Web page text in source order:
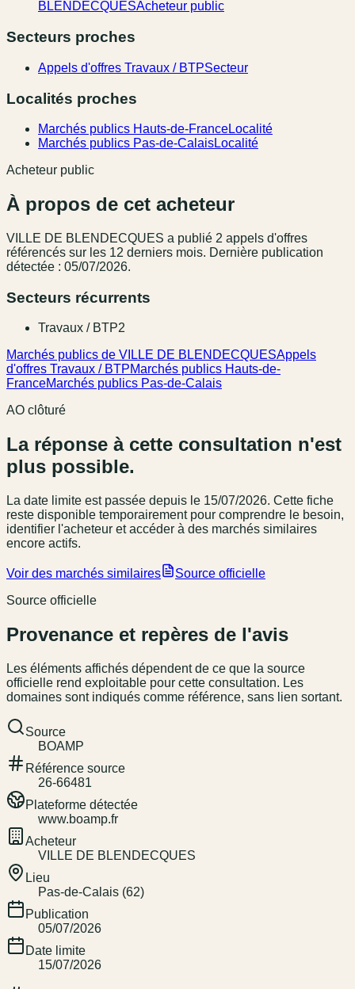
BLENDECQUESAcheteur public
Secteurs proches
Appels d'offres Travaux / BTPSecteur
Localités proches
Marchés publics Hauts-de-FranceLocalité
Marchés publics Pas-de-CalaisLocalité
Acheteur public
À propos de cet acheteur
VILLE DE BLENDECQUES a publié 2 appel s d'offres
référencés sur les 12 derniers mois. Dernière publication
détectée : 05/07/2026.
Secteurs récurrents
Travaux / BTP2
Marchés publics de VILLE DE BLENDECQUESAppels
d'offres Travaux / BTPMarchés publics Hauts-de-
FranceMarchés publics Pas-de-Calais
AO clôturé
La réponse à cette consultation n'est
plus possible.
La date limite est passée depuis le 15/07/2026. Cette fiche
reste disponible temporairement pour comprendre le besoin,
identifier l'acheteur et accéder à des marchés similaires
encore actifs.
Voir des marchés similaires
Source officielle
Source officielle
Provenance et repères de l'avis
Les éléments affichés dépendent de ce que la source
officielle rend exploitable pour cette consultation. Les
domaines sont indiqués comme référence, sans lien sortant.
Source
BOAMP
Référence source
26-66481
Plateforme détectée
www.boamp.fr
Acheteur
VILLE DE BLENDECQUES
Lieu
Pas-de-Calais (62)
Publication
05/07/2026
Date limite
15/07/2026